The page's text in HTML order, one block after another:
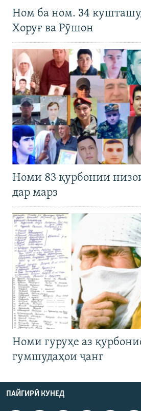
Ном ба ном. 34
Хоруғ ва Рӯшон
Номи 83 қурбонии
дар марз
Номи гуруҳе аз
гумшудаҳои ҷанг
ПАЙГИРӢ КУНЕД